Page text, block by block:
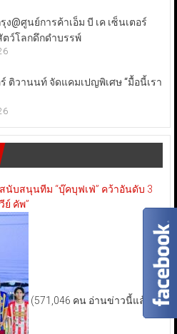
@ศูนย์การค้าเอ็ม บี เค เซ็นเตอร์
ว์โลกดึกดำบรรพ์
ติวานนท์ จัดแคมเปญพิเศษ “มื้อนี้เรา
นับสนุนทีม “บุ๊คบุฟเฟ่” คว้าอันดับ 3
ย์ คัพ”
(571,046 คน อ่านข่าวนี้แล้ว)